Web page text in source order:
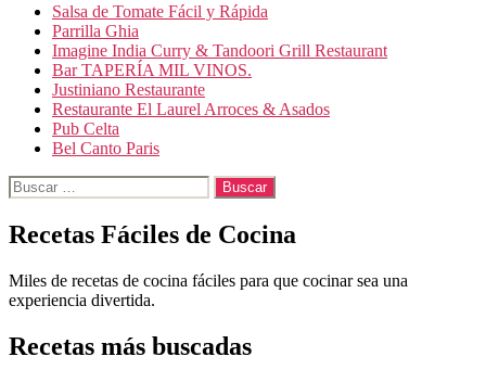
Salsa de Tomate Fácil y Rápida
Parrilla Ghia
Imagine India Curry & Tandoori Grill Restaurant
Bar TAPERÍA MIL VINOS.
Justiniano Restaurante
Restaurante El Laurel Arroces & Asados
Pub Celta
Bel Canto Paris
Buscar:
Recetas Fáciles de Cocina
Miles de recetas de cocina fáciles para que cocinar sea una
experiencia divertida.
Recetas más buscadas